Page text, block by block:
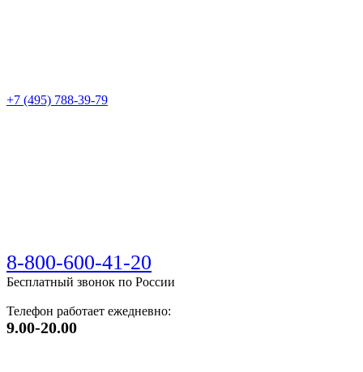
+7 (495) 788-39-79
8-800-600-41-20
Бесплатный звонок по России
Телефон работает ежедневно:
9.00-20.00